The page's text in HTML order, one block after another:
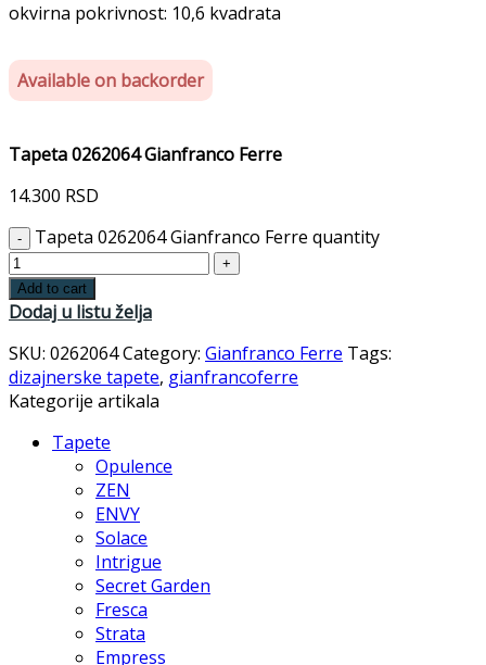
okvirna pokrivnost: 10,6 kvadrata
Available on backorder
Tapeta 0262064 Gianfranco Ferre
14.300 RSD
Tapeta 0262064 Gianfranco Ferre quantity
Add to cart
Dodaj u listu želja
SKU: 0262064Category: Gianfranco Ferre Tags:
dizajnerske tapete, gianfrancoferre
Kategorije artikala
Tapete
Opulence
ZEN
ENVY
Solace
Intrigue
Secret Garden
Fresca
Strata
Empress